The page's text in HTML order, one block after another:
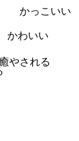
かっこいい
かわいい
やされる